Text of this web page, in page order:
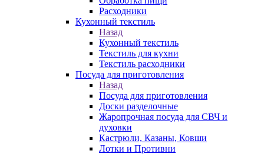
Расходники
Кухонный текстиль
Назад
Кухонный текстиль
Текстиль для кухни
Текстиль расходники
Посуда для приготовления
Назад
Посуда для приготовления
Доски разделочные
Жаропрочная посуда для СВЧ и
духовки
Кастрюли, Казаны, Ковши
Лотки и Противни